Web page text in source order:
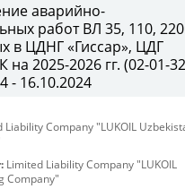
аварийно-
работ ВЛ 35, 110,
в ЦДНГ «Гиссар», ЦДГ
на 2025-2026 гг. (02-01-
- 16.10.2024
Liability Company "LUKOIL
Limited Liability Company "LUKOIL
Company"